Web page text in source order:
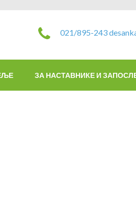
021/895-243
ЗА НАСТАВНИКЕ И